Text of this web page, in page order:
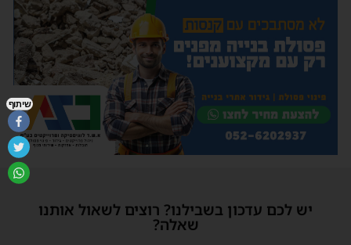
יש לכם עדכון בשבילנו? רוצים לשאול אותנו
שאלה?
שיתוף